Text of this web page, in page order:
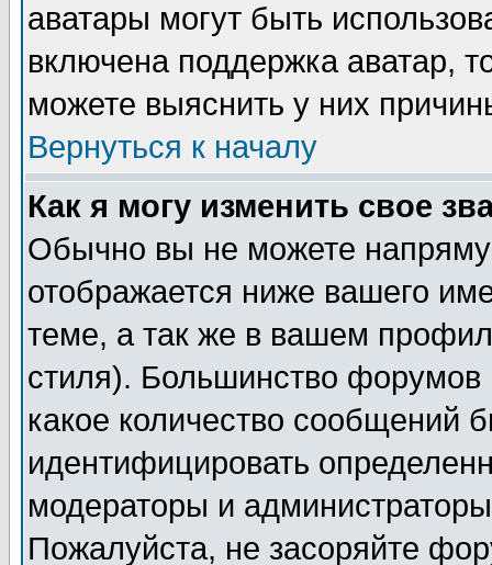
аватары могут быть
включена поддержка аватар,
можете выяснить у них
Вернуться к началу
Как я могу изменить свое
Обычно вы не можете
отображается ниже вашего
теме, а так же в вашем
стиля). Большинство форумов
какое количество сообщений
идентифицировать
модераторы и
Пожалуйста, не засоряйте